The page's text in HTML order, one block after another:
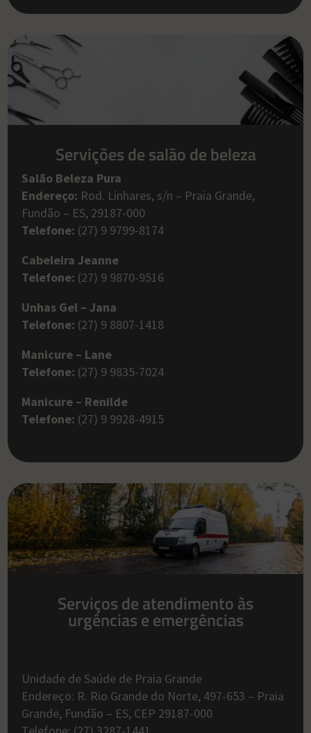
Servições de salão de beleza
Salão Beleza Pura
Endereço: Rod. Linhares, s/n – Praia Grande,
Fundão – ES, 29187-000
Telefone: (27) 9 9799-8174
Cabeleira Jeanne
Telefone: (27) 9 9870-9516
Unhas Gel – Jana
Telefone: (27) 9 8807-1418
Manicure – Lane
Telefone: (27) 9 9835-7024
Manicure – Renilde
Telefone: (27) 9 9928-4915
Serviços de atendimento às
urgências e emergências
Unidade de Saúde de Praia Grande
Endereço: R. Rio Grande do Norte, 497-653 – Praia
Grande, Fundão – ES, CEP 29187-000